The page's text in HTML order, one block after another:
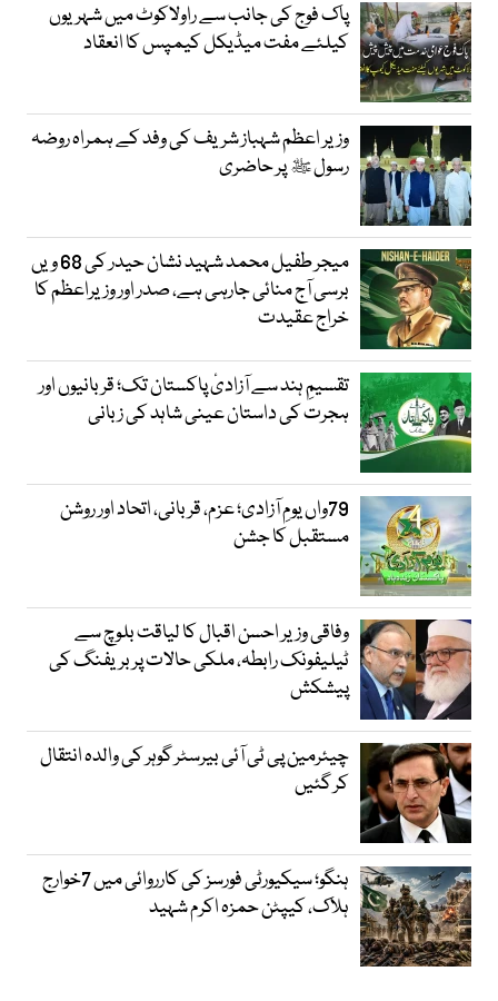
پاک فوج کی جانب سے راولاکوٹ میں شہریوں
کیلئے مفت میڈیکل کیمپس کا انعقاد
وزیر اعظم شہباز شریف کی وفد کے ہمراہ روضہ
رسول ﷺ پر حاضری
میجر طفیل محمد شہید نشان حیدر کی 68 ویں
برسی آج منائی جارہی ہے، صدر اور وزیراعظم کا
خراج عقیدت
تقسیمِ ہند سے آزادیٔ پاکستان تک؛ قربانیوں اور
ہجرت کی داستان عینی شاہد کی زبانی
79واں یومِ آزادی؛ عزم، قربانی، اتحاد اور روشن
مستقبل کا جشن
وفاقی وزیر احسن اقبال کا لیاقت بلوچ سے
ٹیلیفونک رابطہ، ملکی حالات پر بریفنگ کی
پیشکش
چیئرمین پی ٹی آئی بیرسٹر گوہر کی والدہ انتقال
کر گئیں
ہنگو؛ سیکیورٹی فورسز کی کارروائی میں 7خوارج
ہلاک، کیپٹن حمزہ اکرم شہید